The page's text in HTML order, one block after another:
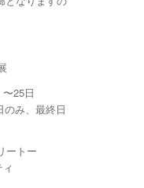
25日
み、最終日
ートー